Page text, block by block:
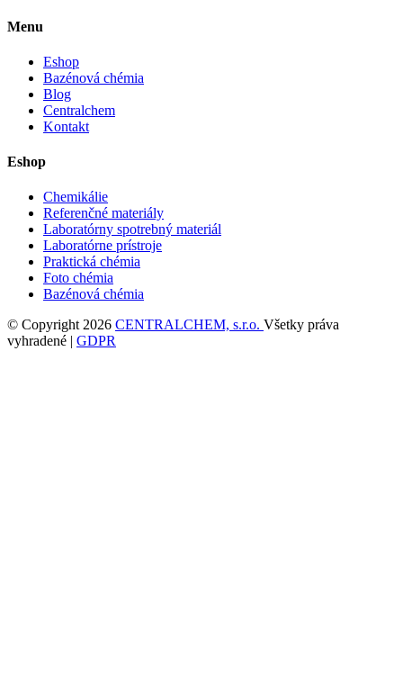
Menu
Eshop
Bazénová chémia
Blog
Centralchem
Kontakt
Eshop
Chemikálie
Referenčné materiály
Laboratórny spotrebný materiál
Laboratórne prístroje
Praktická chémia
Foto chémia
Bazénová chémia
© Copyright 2026 CENTRALCHEM, s.r.o. Všetky práva
vyhradené | GDPR